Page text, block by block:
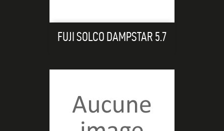
FUJI SOLCO DAMPSTAR 5.7